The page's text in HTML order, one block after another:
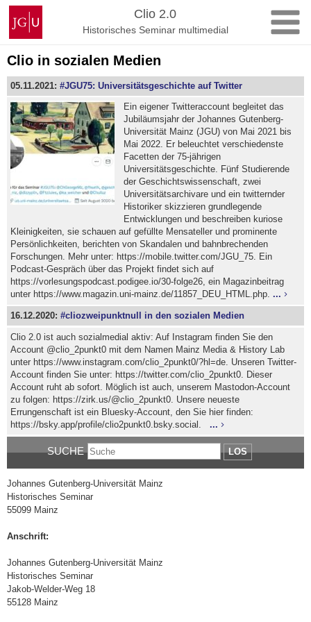
Zum
Inhalt
springen
Johannes
Gutenberg-
Universität
Mainz
Clio 2.0
Historisches Seminar multimedial
Clio in sozialen Medien
05.11.2021:#JGU75: Universitätsgeschichte auf Twitter
Ein eigener Twitteraccount begleitet das
Jubiläumsjahr der Johannes Gutenberg-
Universität Mainz (JGU) von Mai 2021 bis
Mai 2022. Er beleuchtet verschiedenste
Facetten der 75-jährigen
Universitätsgeschichte. Fünf Studierende
der Geschichtswissenschaft, zwei
Universitätsarchivare und ein twitternder
Historiker skizzieren grundlegende
Entwicklungen und beschreiben kuriose
Kleinigkeiten, sie schauen auf gefüllte Mensateller und prominente
Persönlichkeiten, berichten von Skandalen und bahnbrechenden
Forschungen. Mehr unter: https://mobile.twitter.com/JGU_75. Ein
Podcast-Gespräch über das Projekt findet sich auf
https://vorlesungspodcast.podigee.io/30-folge26, ein Magazinbeitrag
unter https://www.magazin.uni-mainz.de/11857_DEU_HTML.php....
16.12.2020:#cliozweipunktnull in den sozialen Medien
Clio 2.0 ist auch sozialmedial aktiv: Auf Instagram finden Sie den
Account @clio_2punkt0 mit dem Namen Mainz Media & History Lab
unter https://www.instagram.com/clio_2punkt0/?hl=de. Unseren Twitter-
Account finden Sie unter: https://twitter.com/clio_2punkt0. Dieser
Account ruht ab sofort. Möglich ist auch, unserem Mastodon-Account
zu folgen: https://zirk.us/@clio_2punkt0. Unsere neueste
Errungenschaft ist ein Bluesky-Account, den Sie hier finden:
https://bsky.app/profile/clio2punkt0.bsky.social....
SUCHE LOS
Johannes Gutenberg-Universität Mainz
Historisches Seminar
55099 Mainz
Anschrift:
Johannes Gutenberg-Universität Mainz
Historisches Seminar
Jakob-Welder-Weg 18
55128 Mainz